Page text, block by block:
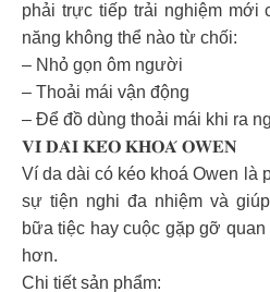
phải trực tiếp trải nghiệm mới
năng không thể nào từ chối:
– Nhỏ gọn ôm người
– Thoải mái vận động
– Để đồ dùng thoải mái khi ra
𝐕𝐈́ 𝐃𝐀̀𝐈 𝐊𝐄́𝐎 𝐊𝐇𝐎𝐀́ 𝐎𝐖𝐄𝐍
Ví da dài có kéo khoá Owen là
sự tiện nghi đa nhiệm và
bữa tiệc hay cuộc gặp gỡ
hơn.
Chi tiết sản phẩm: